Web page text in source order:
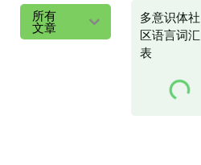
所有
文章
多意识体社
区语言词汇
表